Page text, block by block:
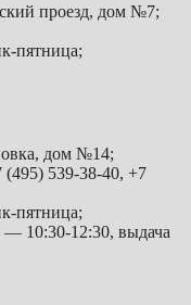
проезд, дом №7;
пятница;
дом №14;
(495) 539-38-40, +7
пятница;
10:30-12:30, выдача